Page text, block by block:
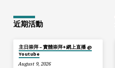
近期活動
主日崇拜 – 實體崇拜+網上直播 @
Youtube
August 9, 2026